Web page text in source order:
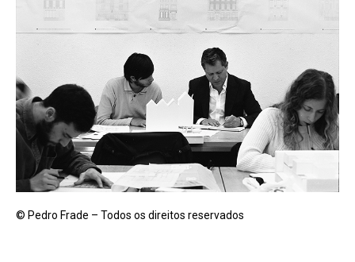
© Pedro Frade – Todos os direitos reservados